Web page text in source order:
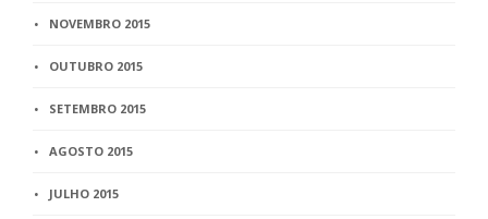
NOVEMBRO 2015
OUTUBRO 2015
SETEMBRO 2015
AGOSTO 2015
JULHO 2015